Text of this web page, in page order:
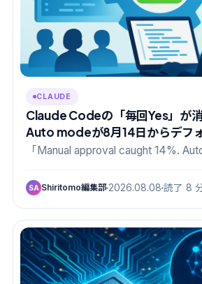
CLAUDE
Claude Codeの「毎回Yes」が
Auto modeが8月14日からデフ
由
「Manual approval caught 14%.
SA Shiritomo編集部 2026.08.08 読了 8